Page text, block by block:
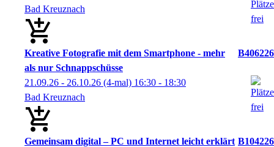
Bad Kreuznach
Kreative Fotografie mit dem Smartphone - mehr
als nur Schnappschüsse
B406226
21.09.26 - 26.10.26 (4-mal) 16:30 - 18:30
Bad Kreuznach
Gemeinsam digital – PC und Internet leicht erklärt B104226